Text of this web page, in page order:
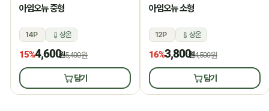
아임오뉴 중형
14P 상온
15%4,600원5,400원
담기
아임오뉴 소형
12P 상온
16%3,800원4,500원
담기